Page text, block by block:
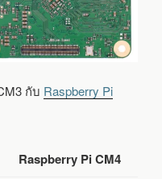
กับ Raspberry Pi
Raspberry Pi CM4